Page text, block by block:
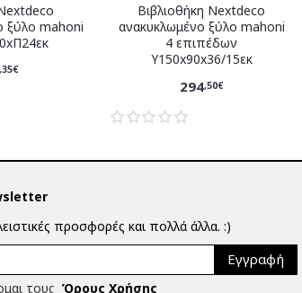
ξύλο mahoni
Βιβλιοθήκη Nextdeco
ανακυκλωμένο ξύλο mahoni
4 επιπέδων
Υ150x90x36/15εκ
294,50€
προσφορές και πολλά άλλα. :)
Εγγραφή
τους Όρους Χρήσης